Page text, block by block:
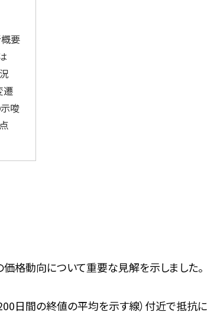
要
遷
唆
格動向について重要な見解を示しました。
日間の終値の平均を示す線）付近で抵抗に